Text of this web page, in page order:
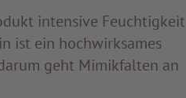
intensive Feuchtigkeit
ist ein hochwirksames
geht Mimikfalten an